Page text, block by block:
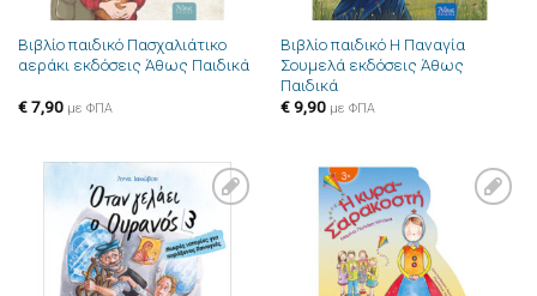
Βιβλίο παιδικό Πασχαλιάτικο
αεράκι εκδόσεις Άθως Παιδικά
€7,90 με ΦΠΑ
Βιβλίο παιδικό Η Παναγία
Σουμελά εκδόσεις Άθως
Παιδικά
€9,90 με ΦΠΑ
Πρόσθήκη
στην λίστα
επιθυμιών
επιθυμιών